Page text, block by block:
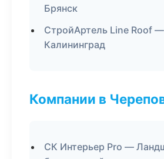
Брянск
СтройАртель Line Roof —
Калининград
Компании в
СК Интерьер Pro —